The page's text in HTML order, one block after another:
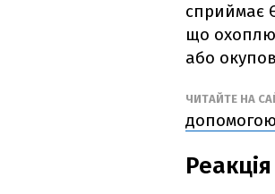
сприймає
що
або
ЧИТАЙТЕ НА